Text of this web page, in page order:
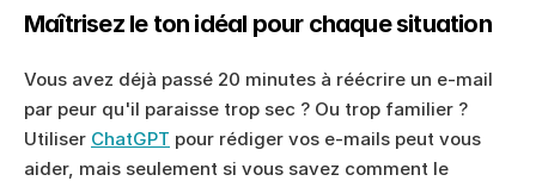
Maîtrisez le ton idéal pour chaque situation
Vous avez déjà passé 20 minutes à réécrire un e-mail
par peur qu'il paraisse trop sec ? Ou trop familier ?
Utiliser ChatGPT pour rédiger vos e-mails peut vous
aider, mais seulement si vous savez comment le